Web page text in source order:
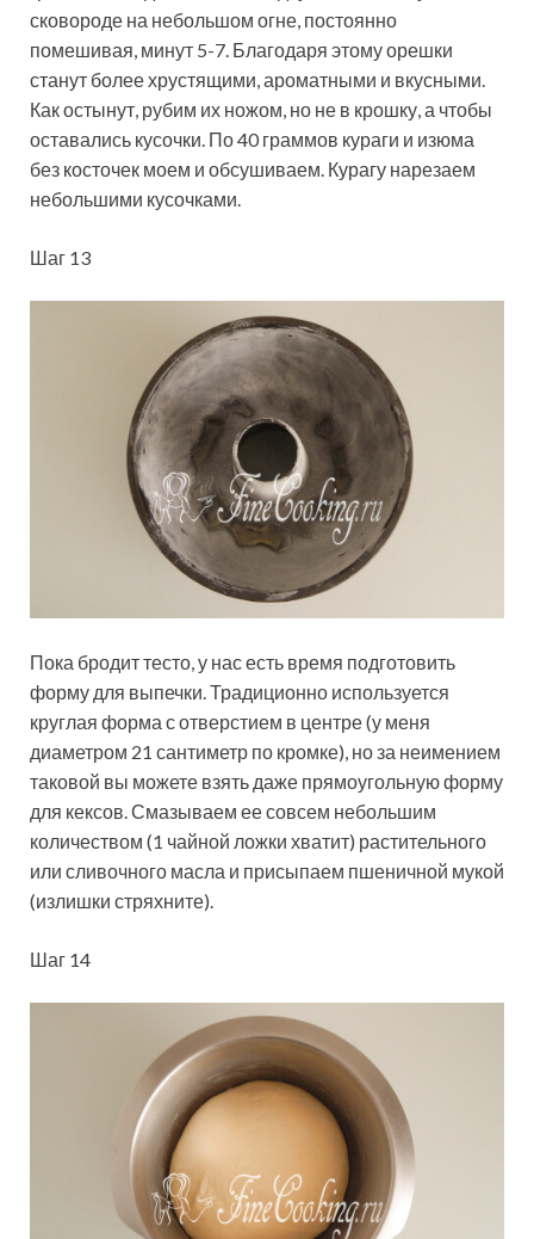
сковороде на небольшом огне, постоянно
помешивая, минут 5-7. Благодаря этому орешки
станут более хрустящими, ароматными и вкусными.
Как остынут, рубим их ножом, но не в крошку, а чтобы
оставались кусочки. По 40 граммов кураги и изюма
без косточек моем и обсушиваем. Курагу нарезаем
небольшими кусочками.
Шаг 13
Пока бродит тесто, у нас есть время подготовить
форму для выпечки. Традиционно используется
круглая форма с отверстием в центре (у меня
диаметром 21 сантиметр по кромке), но за неимением
таковой вы можете взять даже прямоугольную форму
для кексов. Смазываем ее совсем небольшим
количеством (1 чайной ложки хватит) растительного
или сливочного масла и присыпаем пшеничной мукой
(излишки стряхните).
Шаг 14